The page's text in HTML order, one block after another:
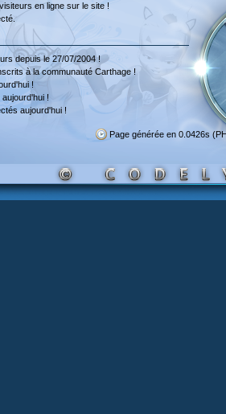
en ligne sur le site !
depuis le 27/07/2004 !
à la communauté Carthage !
!
aujourd'hui !
aujourd'hui !
Page générée en 0.0426s